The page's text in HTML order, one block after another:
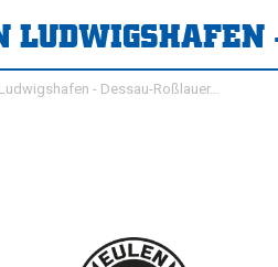
- Dessau-Roßlauer…